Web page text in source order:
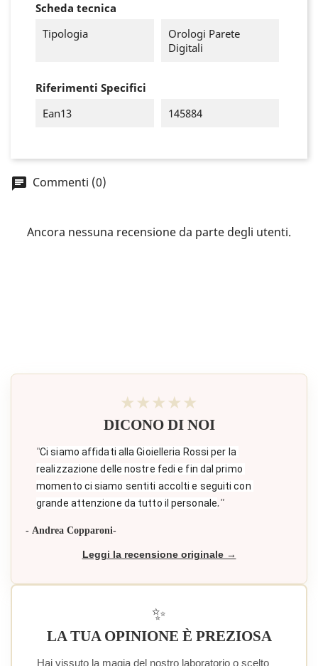
Scheda tecnica
Tipologia
Orologi Parete
Digitali
Riferimenti Specifici
Ean13
145884
Commenti (0)
Ancora nessuna recensione da parte degli utenti.
★★★★★
DICONO DI NOI
"Ci siamo affidati alla Gioielleria Rossi per la
realizzazione delle nostre fedi e fin dal primo
momento ci siamo sentiti accolti e seguiti con
grande attenzione da tutto il personale."
- Andrea Copparoni-
Leggi la recensione originale →
✨
LA TUA OPINIONE È PREZIOSA
Hai vissuto la magia del nostro laboratorio o scelto
wish list.